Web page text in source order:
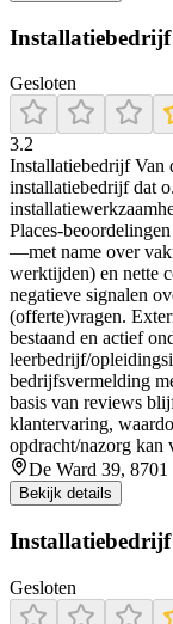
Gesloten
3.2
Installatiebedrijf Van
installatiebedrijf dat
Places-
—met name over
werktijden) en nette
negatieve signalen
(offerte)vragen.
bestaand en actief
leerbedrijf/
bedrijfsvermelding
basis van reviews
klantervaring,
opdracht/nazorg kan
De Ward 39,
Bekijk details
Gesloten